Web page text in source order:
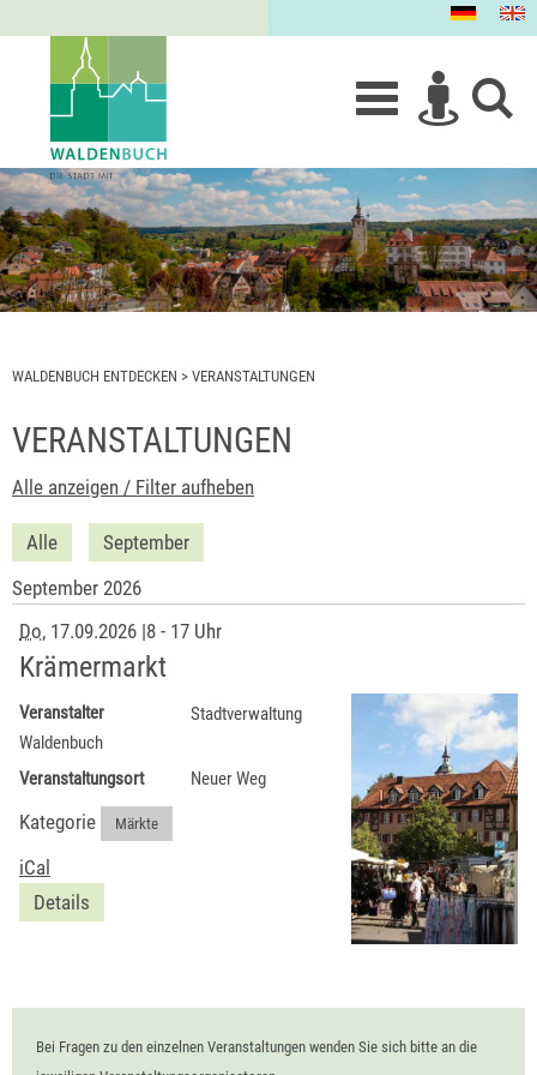
WALDENBUCH ENTDECKEN > VERANSTALTUNGEN
VERANSTALTUNGEN
Alle anzeigen / Filter aufheben
Alle
September
September 2026
Do, 17.09.2026 |8 - 17 Uhr
Krämermarkt
Veranstalter
Stadtverwaltung
Waldenbuch
Veranstaltungsort
Neuer Weg
Kategorie Märkte
iCal
Details
Bei Fragen zu den einzelnen Veranstaltungen wenden Sie sich bitte an die